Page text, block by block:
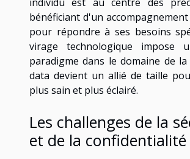
bénéficiant d'un
pour répondre à ses besoins
virage technologique impose
paradigme dans le domaine de
data devient un allié de taille
plus sain et plus éclairé.
Les challenges de la
et de la confidentialité